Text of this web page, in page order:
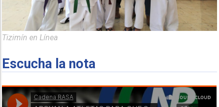
Tizimín en Línea
Escucha la nota